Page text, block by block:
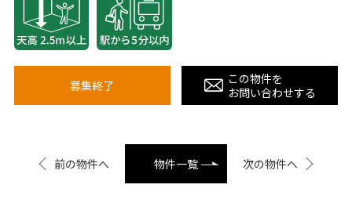
募集終了
この物件を
お問い合わせする
前の物件へ 物件一覧 次の物件へ